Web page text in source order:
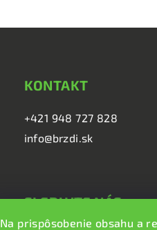
Na prispôsobenie obsahu a
KONTAKT
+421 948 727 828
info@brzdi.sk
SLEDUJTE NÁS